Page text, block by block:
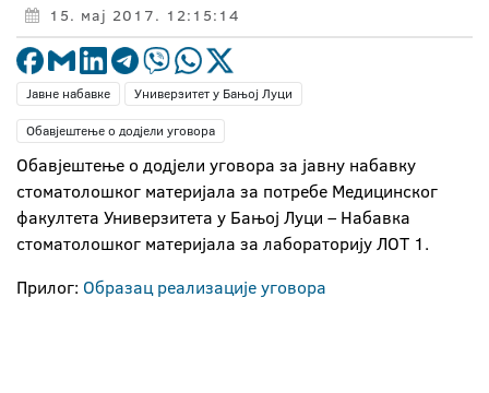
15. мај 2017. 12:15:14
Јавне набавке
Универзитет у Бањој Луци
Обавјештење о додјели уговора
Обавјештење о додјели уговора за јавну набавку
стоматолошког материјала за потребе Медицинског
факултета Универзитета у Бањој Луци – Набавка
стоматолошког материјала за лабораторију ЛОТ 1.
Прилог: Образац реализације уговора